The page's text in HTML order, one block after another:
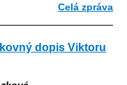
Celá zpráva
dopis Viktoru